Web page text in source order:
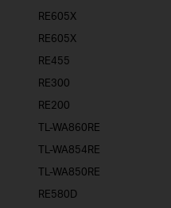
RE605X
RE605X
RE455
RE300
RE200
TL-WA860RE
TL-WA854RE
TL-WA850RE
RE580D